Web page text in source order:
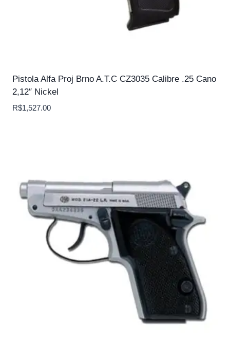
Pistola Alfa Proj Brno A.T.C CZ3035 Calibre .25 Cano
2,12″ Nickel
R$1,527.00